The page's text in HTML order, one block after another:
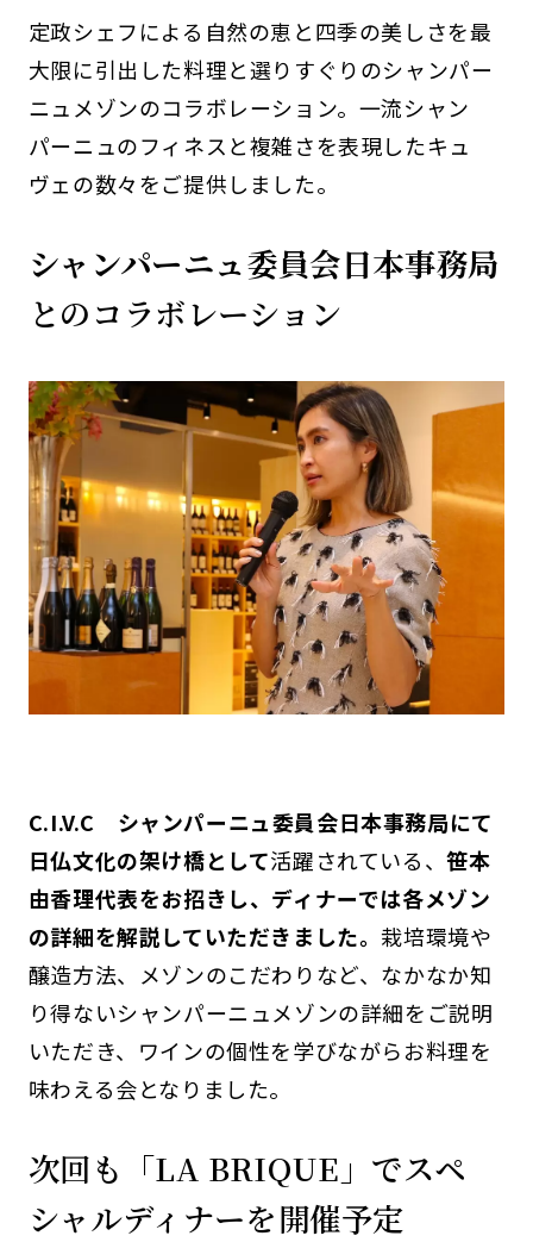
定政シェフによる自然の恵と四季の美しさを最
大限に引出した料理と選りすぐりのシャンパー
ニュメゾンのコラボレーション。一流シャン
パーニュのフィネスと複雑さを表現したキュ
ヴェの数々をご提供しました。
シャンパーニュ委員会日本事務局
とのコラボレーション
C.I.V.C シャンパーニュ委員会日本事務局にて
日仏文化の架け橋として活躍されている、笹本
由香理代表をお招きし、ディナーでは各メゾン
の詳細を解説していただきました。栽培環境や
醸造方法、メゾンのこだわりなど、なかなか知
り得ないシャンパーニュメゾンの詳細をご説明
いただき、ワインの個性を学びながらお料理を
味わえる会となりました。
次回も「LA BRIQUE」でスペ
シャルディナーを開催予定